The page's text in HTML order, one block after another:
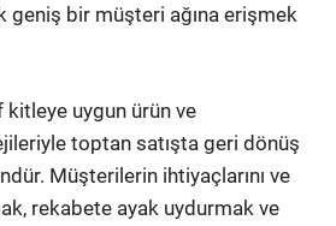
geniş bir müşteri ağına erişmek
uygun ürün ve
toptan satışta geri dönüş
Müşterilerin ihtiyaçlarını ve
rekabete ayak uydurmak ve